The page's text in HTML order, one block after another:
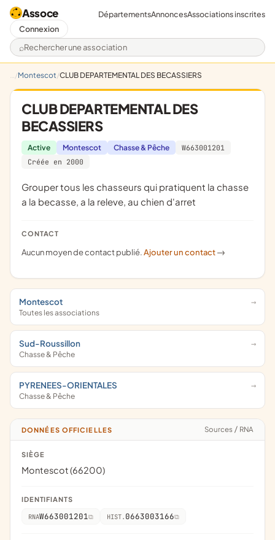
Assoce
Rechercher une association
DépartementsAnnoncesAssociations inscrites
Connexion
Montescot CLUB DEPARTEMENTAL DES BECASSIERS
CLUB DEPARTEMENTAL DES
BECASSIERS
Active Montescot Chasse & Pêche
W663001201
Créée en 2000
grouper tous les chasseurs qui pratiquent la chasse
a la becasse, a la releve, au chien d'arret
CONTACT
Aucun moyen de contact publié.Ajouter un contact ->
Montescot
Toutes les associations
Sud-Roussillon
Chasse & Pêche
PYRENEES-ORIENTALES
Chasse & Pêche
DONNÉES OFFICIELLES Sources / RNA
SIÈGE
Montescot (66200)
IDENTIFIANTS
RNAW663001201 HIST. 0663003166